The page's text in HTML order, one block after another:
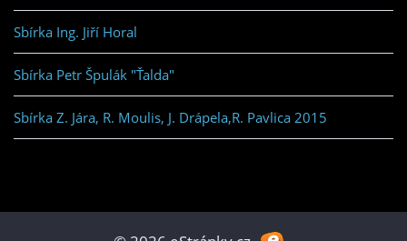
Sbírka Ing. Jiří Horal
Sbírka Petr Špulák "Ťalda"
Sbírka Z. Jára, R. Moulis, J. Drápela,R. Pavlica 2015